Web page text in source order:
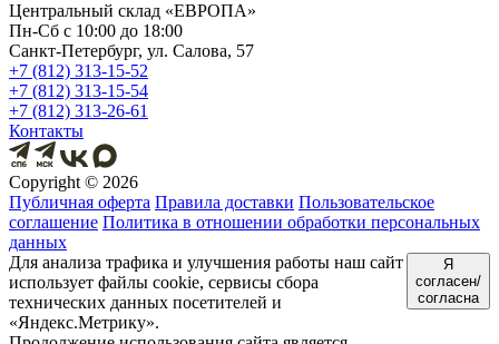
Центральный склад «ЕВРОПА»
Пн-Сб с 10:00 до 18:00
Санкт-Петербург, ул. Салова, 57
+7 (812) 313-15-52
+7 (812) 313-15-54
+7 (812) 313-26-61
Контакты
Copyright © 2026
Публичная оферта Правила доставки Пользовательское
соглашение Политика в отношении обработки персональных
данных
Для анализа трафика и улучшения работы наш сайт
использует файлы cookie, сервисы сбора
технических данных посетителей и
«Яндекс.Метрику».
Я
согласен/
согласна